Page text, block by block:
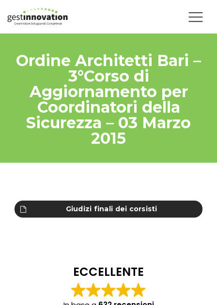
Ordine Architetti Bari –
3°Corso di
Aggiornamento per
Coordinatori della
Sicurezza – 03 Marzo
2015
Giudizi finali dei corsisti
ECCELLENTE